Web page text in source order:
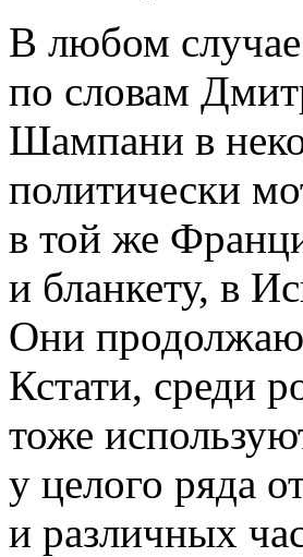
В любом случае
по словам
Шампани в
политически
в той же
и бланкету, в
Они
Кстати, среди
тоже
у целого ряда
и различных